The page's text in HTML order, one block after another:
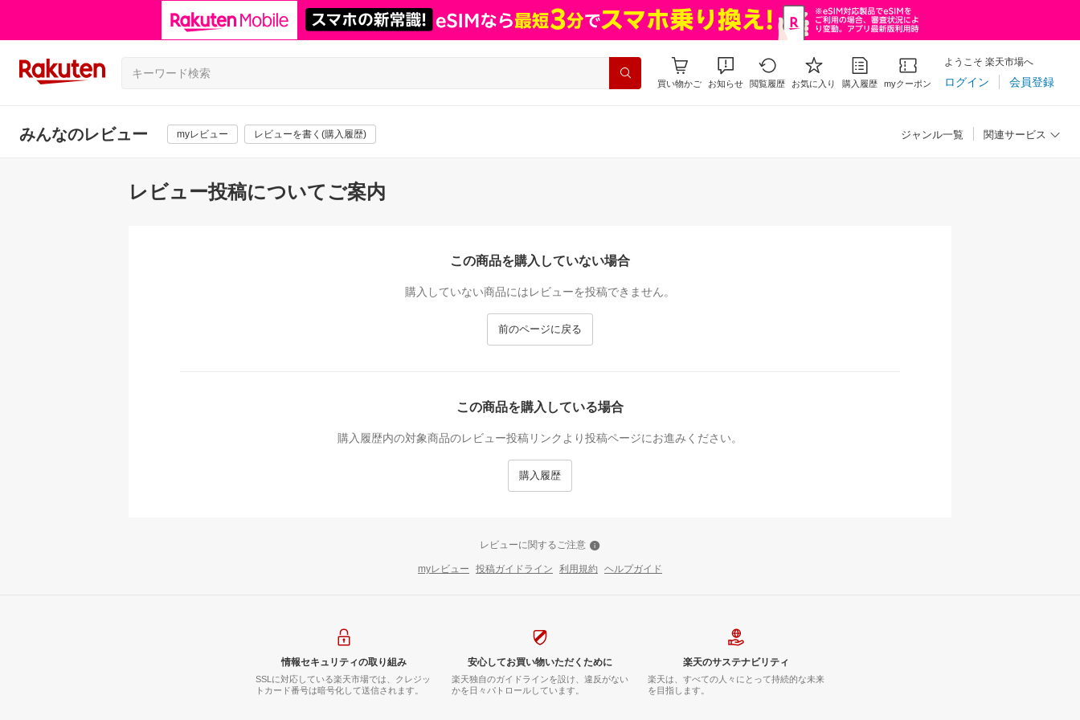
買い物かご お知らせ 閲覧履歴 お気に入り 購入履歴 myクーポン
ようこそ 楽天市場へ
ログイン 会員登録
みんなのレビュー myレビュー レビューを書く(購入履歴) ジャンル一覧 関連サービス
レビュー投稿についてご案内
この商品を購入していない場合
購入していない商品にはレビューを投稿できません。
前のページに戻る
この商品を購入している場合
購入履歴内の対象商品のレビュー投稿リンクより投稿ページにお進みください。
購入履歴
レビューに関するご注意
myレビュー 投稿ガイドライン 利用規約 ヘルプガイド
情報セキュリティの取り組み
SSLに対応している楽天市場では、クレジッ
トカード番号は暗号化して送信されます。
安心してお買い物いただくために
楽天独自のガイドラインを設け、違反がない
かを日々パトロールしています。
楽天のサステナビリティ
楽天は、すべての人々にとって持続的な未来
を目指します。